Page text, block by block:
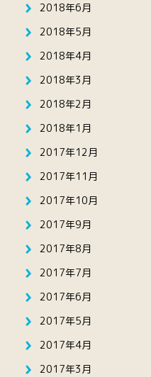
2018年6月
2018年5月
2018年4月
2018年3月
2018年2月
2018年1月
2017年12月
2017年11月
2017年10月
2017年9月
2017年8月
2017年7月
2017年6月
2017年5月
2017年4月
2017年3月